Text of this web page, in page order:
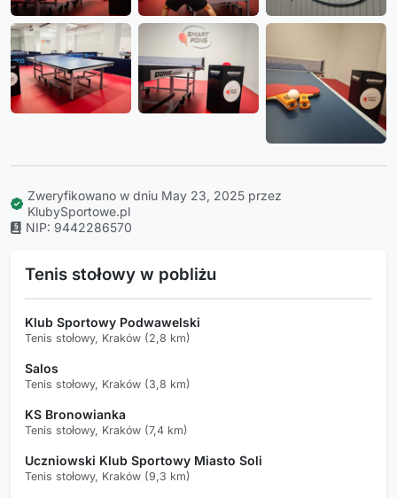
Zweryfikowano w dniu May 23, 2025 przez
KlubySportowe.pl
NIP: 9442286570
Tenis stołowy w pobliżu
Klub Sportowy Podwawelski
Tenis stołowy, Kraków (2,8 km)
Salos
Tenis stołowy, Kraków (3,8 km)
KS Bronowianka
Tenis stołowy, Kraków (7,4 km)
Uczniowski Klub Sportowy Miasto Soli
Tenis stołowy, Kraków (9,3 km)